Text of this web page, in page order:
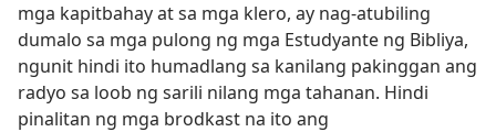
mga kapitbahay at sa mga klero, ay nag-atubiling
dumalo sa mga pulong ng mga Estudyante ng Bibliya,
ngunit hindi ito humadlang sa kanilang pakinggan ang
radyo sa loob ng sarili nilang mga tahanan. Hindi
pinalitan ng mga brodkast na ito ang